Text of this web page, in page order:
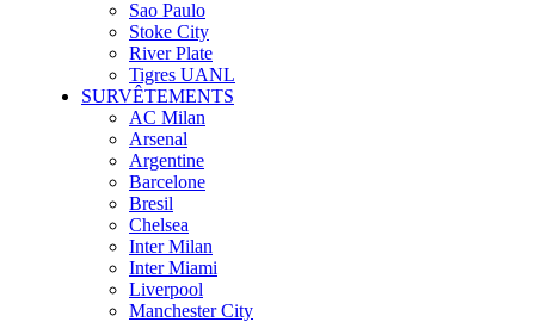
Sao Paulo
Stoke City
River Plate
Tigres UANL
SURVÊTEMENTS
AC Milan
Arsenal
Argentine
Barcelone
Bresil
Chelsea
Inter Milan
Inter Miami
Liverpool
Manchester City